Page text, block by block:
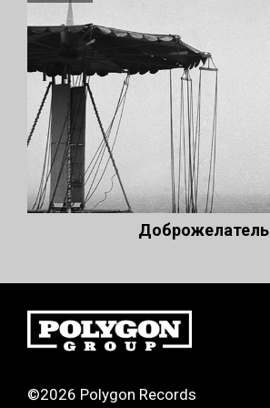
Доброжелатель
©2026 Polygon Records